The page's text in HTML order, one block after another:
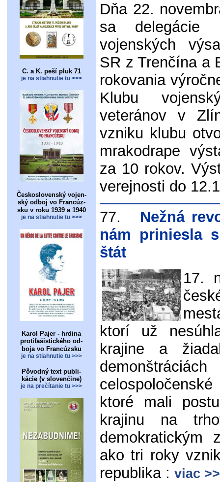
C. a K. peší pluk 71
je na stiahnutie tu >>>
Československý vojen-
ský odboj vo Francúz-
sku v roku 1939 a 1940
je na stiahnutie tu >>>
Karol Pajer - hrdina
protifašistického od-
boja vo Francúzsku
je na stiahnutie tu >>>
Pôvodný text publi-
kácie (v slovenčine)
je na prečítanie tu >>>
Dňa 22.
sa delegácie
vojenských
SR z Trenčína a
rokovania
Klubu
veteránov v
vzniku klubu
mrakodrape
za 10 rokov.
verejnosti do
77.
Nežná
nám priniesla
štát
17.
ktorí už
krajine a
ktoré mali
krajinu na
demokratickým
ako tri roky
republika : viac